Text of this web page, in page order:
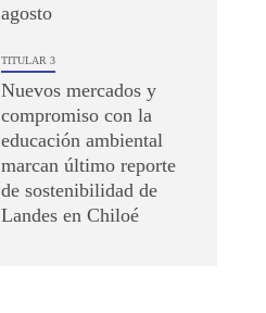
agosto
TITULAR 3
Nuevos mercados y
compromiso con la
educación ambiental
marcan último reporte
de sostenibilidad de
Landes en Chiloé